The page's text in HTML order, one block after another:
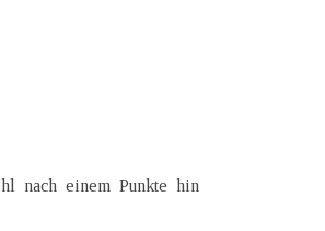
nach einem Punkte hin